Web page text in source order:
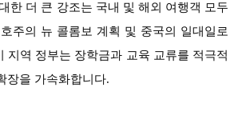
한 더 큰 강조는 국내 및 해외 여행객 모두
주의 뉴 콜롬보 계획 및 중국의 일대일로
지역 정부는 장학금과 교육 교류를 적극적
장을 가속화합니다.